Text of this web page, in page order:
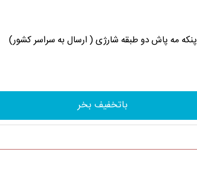
پنکه مه پاش دو طبقه شارژی ( ارسال به سراسر کشور)
باتخفیف بخر